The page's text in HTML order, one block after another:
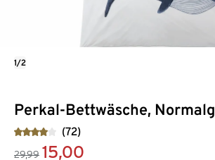
Perkal-Bettwäsche,
(72)
29,99 15,00
1/2